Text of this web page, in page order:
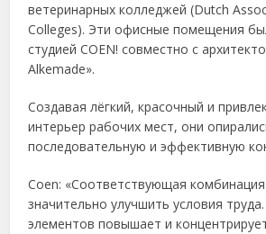
ветеринарных колледжей (Dutch
Colleges). Эти офисные помещения
студией COEN! совместно с
Alkemade».
Создавая лёгкий, красочный и
интерьер рабочих мест, они
последовательную и эффективную
Coen: «Соответствующая
значительно улучшить условия
элементов повышает и